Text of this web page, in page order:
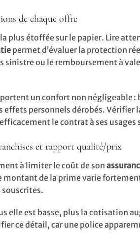
de chaque offre
plus étoffée sur le papier. Lire
permet d’évaluer la protection
sinistre ou le remboursement à
un confort non négligeable :
personnels dérobés. Vérifier
le contrat à ses usages
et rapport qualité/prix
à limiter le coût de son
de la prime varie
souscrites.
elle est basse, plus la cotisation
ce détail, car une police